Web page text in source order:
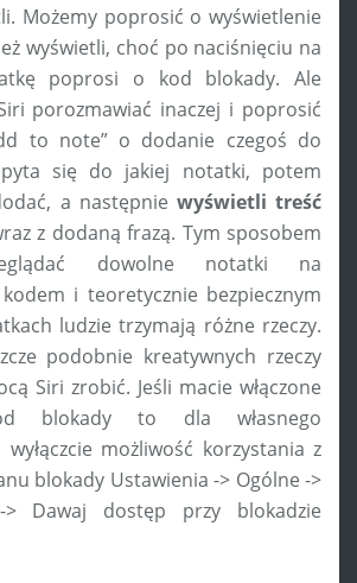
Możemy poprosić o wyświetlenie
wyświetli, choć po naciśnięciu na
poprosi o kod blokady. Ale
porozmawiać inaczej i poprosić
to note” o dodanie czegoś do
się do jakiej notatki, potem
a następnie wyświetli treść
z dodaną frazą. Tym sposobem
dowolne notatki na
i teoretycznie bezpiecznym
ludzie trzymają różne rzeczy.
podobnie kreatywnych rzeczy
Siri zrobić. Jeśli macie włączone
blokady to dla własnego
wyłączcie możliwość korzystania z
blokady Ustawienia -> Ogólne ->
Dawaj dostęp przy blokadzie